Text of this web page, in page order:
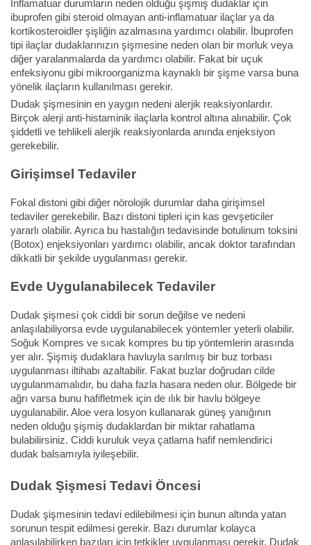
İnflamatuar durumların neden olduğu şişmiş dudaklar için
ibuprofen gibi steroid olmayan anti-inflamatuar ilaçlar ya da
kortikosteroidler şişliğin azalmasına yardımcı olabilir. İbuprofen
tipi ilaçlar dudaklarınızın şişmesine neden olan bir morluk veya
diğer yaralanmalarda da yardımcı olabilir. Fakat bir uçuk
enfeksiyonu gibi mikroorganizma kaynaklı bir şişme varsa buna
yönelik ilaçların kullanılması gerekir.
Dudak şişmesinin en yaygın nedeni alerjik reaksiyonlardır.
Birçok alerji anti-histaminik ilaçlarla kontrol altına alınabilir. Çok
şiddetli ve tehlikeli alerjik reaksiyonlarda anında enjeksiyon
gerekebilir.
Girişimsel Tedaviler
Fokal distoni gibi diğer nörolojik durumlar daha girişimsel
tedaviler gerekebilir. Bazı distoni tipleri için kas gevşeticiler
yararlı olabilir. Ayrıca bu hastalığın tedavisinde botulinum toksini
(Botox) enjeksiyonları yardımcı olabilir, ancak doktor tarafından
dikkatli bir şekilde uygulanması gerekir.
Evde Uygulanabilecek Tedaviler
Dudak şişmesi çok ciddi bir sorun değilse ve nedeni
anlaşılabiliyorsa evde uygulanabilecek yöntemler yeterli olabilir.
Soğuk Kompres ve sıcak kompres bu tip yöntemlerin arasında
yer alır. Şişmiş dudaklara havluyla sarılmış bir buz torbası
uygulanması iltihabı azaltabilir. Fakat buzlar doğrudan cilde
uygulanmamalıdır, bu daha fazla hasara neden olur. Bölgede bir
ağrı varsa bunu hafifletmek için de ılık bir havlu bölgeye
uygulanabilir. Aloe vera losyon kullanarak güneş yanığının
neden olduğu şişmiş dudaklardan bir miktar rahatlama
bulabilirsiniz. Ciddi kuruluk veya çatlama hafif nemlendirici
dudak balsamıyla iyileşebilir.
Dudak Şişmesi Tedavi Öncesi
Dudak şişmesinin tedavi edilebilmesi için bunun altında yatan
sorunun tespit edilmesi gerekir. Bazı durumlar kolayca
anlaşılabilirken bazıları için tetkikler uygulanması gerekir. Dudak